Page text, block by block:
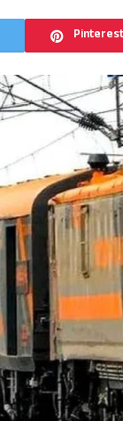
Pinterest